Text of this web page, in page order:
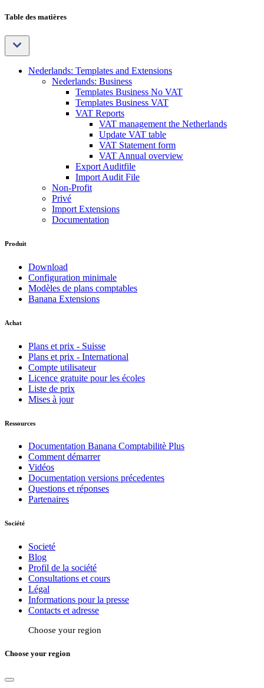
Table des matières
Nederlands: Templates and Extensions
Nederlands: Business
Templates Business No VAT
Templates Business VAT
VAT Reports
VAT management the Netherlands
Update VAT table
VAT Statement form
VAT Annual overview
Export Auditfile
Import Audit File
Non-Profit
Privé
Import Extensions
Documentation
Produit
Download
Configuration minimale
Modèles de plans comptables
Banana Extensions
Achat
Plans et prix - Suisse
Plans et prix - International
Compte utilisateur
Licence gratuite pour les écoles
Liste de prix
Mises à jour
Ressources
Documentation Banana Comptabilitè Plus
Comment démarrer
Vidéos
Documentation versions précedentes
Questions et réponses
Partenaires
Société
Societé
Blog
Profil de la société
Consultations et cours
Légal
Informations pour la presse
Contacts et adresse
Choose your region
Choose your region